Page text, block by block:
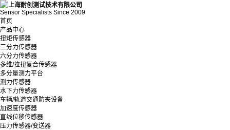
Sensor Specialists Since 2009
首页
产品中心
扭矩传感器
三分力传感器
六分力传感器
多维/拉扭复合传感器
多分量测力平台
测力传感器
水下力传感器
车辆/轨道交通防夹设备
加速度传感器
直线位移传感器
压力传感器/变送器